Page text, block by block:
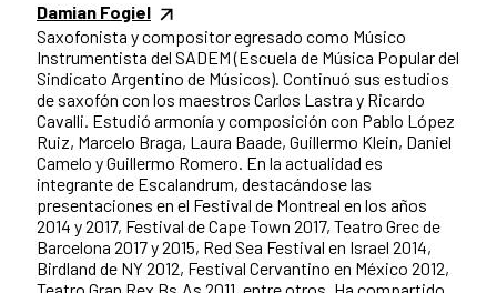
Damian Fogiel
Saxofonista y compositor egresado como Músico
Instrumentista del SADEM (Escuela de Música Popular del
Sindicato Argentino de Músicos). Continuó sus estudios
de saxofón con los maestros Carlos Lastra y Ricardo
Cavalli. Estudió armonía y composición con Pablo López
Ruiz, Marcelo Braga, Laura Baade, Guillermo Klein, Daniel
Camelo y Guillermo Romero. En la actualidad es
integrante de Escalandrum, destacándose las
presentaciones en el Festival de Montreal en los años
2014 y 2017, Festival de Cape Town 2017, Teatro Grec de
Barcelona 2017 y 2015, Red Sea Festival en Israel 2014,
Birdland de NY 2012, Festival Cervantino en México 2012,